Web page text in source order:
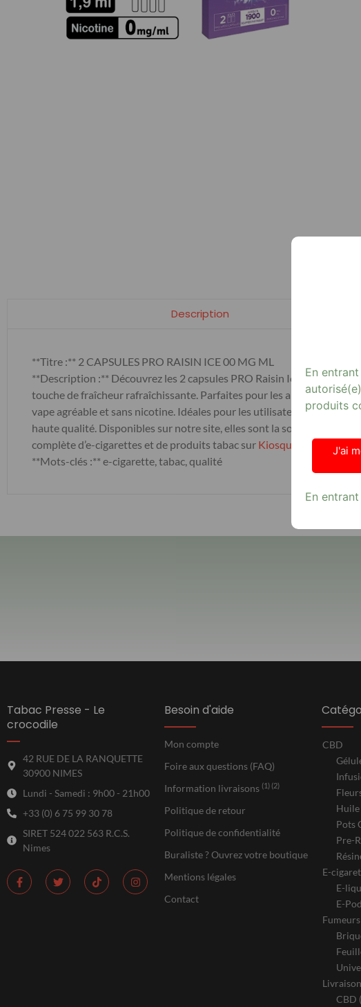
Description
**Titre :** 2 CAPSULES PRO RAISIN ICE 00 MG ML
**Description :** Découvrez les 2 capsules PRO Raisin Ice 00 mg/ml,
touche de fraîcheur rafraîchissante. Parfaites pour les amateurs de
vape agréable et sans nicotine. Idéales pour les utilisateurs d’e-
haute qualité. Disponibles sur notre site, elles sont la solution
complète d’e-cigarettes et de produits tabac sur Kiosque Le Crocodile
**Mots-clés :** e-cigarette, tabac, qualité
Tabac Presse - Le
crocodile
42 RUE DE LA RANQUETTE
30900 NIMES
Lundi - Samedi : 9h00 - 21h00
+33 (0) 6 75 99 30 78
SIRET 524 022 563 R.C.S.
Nimes
Besoin d'aide
Mon compte
Foire aux questions (FAQ)
Information livraisons (1) (2)
Politique de retour
Politique de confidentialité
Buraliste ? Ouvrez votre boutique
Mentions légales
Contact
CBD
Huile
Pots
Pre-
E-
E-
E-
Fumeurs
CBD
En
produits
J'ai
En